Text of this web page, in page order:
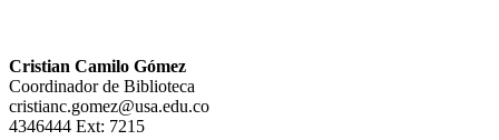
Cristian Camilo Gómez
Coordinador de Biblioteca
cristianc.gomez@usa.edu.co
4346444 Ext: 7215